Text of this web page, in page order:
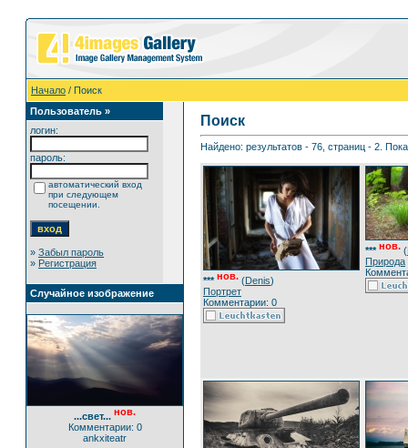
Начало / Поиск
Пользователь »
логин:
пароль:
автоматический вход
при следующем
посещении.
» Забыл пароль
» Регистрация
Случайное изображение
...свет... нов.
Комментарии: 0
ankxiteatr
Поиск
Найдено: результатов - 76, страниц - 2.
*** нов. (Denis)
Портрет
Комментарии: 0
*** нов. (
Природа